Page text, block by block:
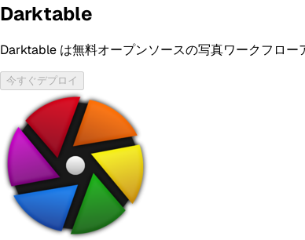
Darktable
Darktable は無料オープンソースの写真ワークフロー
今すぐデプロイ